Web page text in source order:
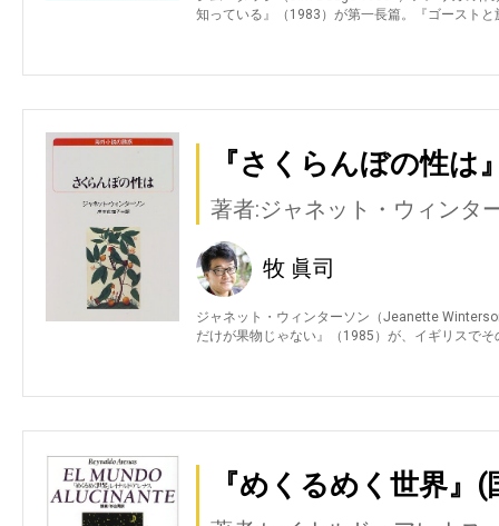
知っている』（1983）が第一長篇。『ゴースト
『さくらんぼの性は
著者:ジャネット・ウィンタ
牧 眞司
ジャネット・ウィンターソン（Jeanette
だけが果物じゃない』（1985）が、イギリスで
『めくるめく世界』